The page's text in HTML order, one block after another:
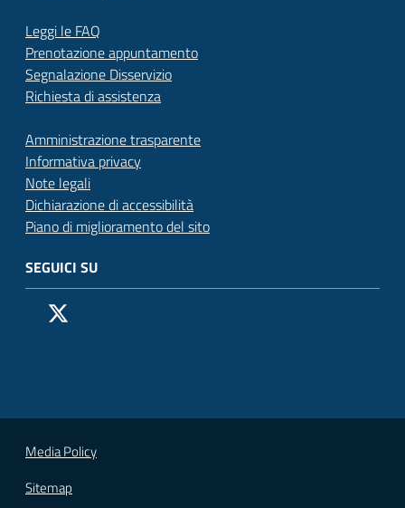
Leggi le FAQ
Prenotazione appuntamento
Segnalazione Disservizio
Richiesta di assistenza
Amministrazione trasparente
Informativa privacy
Note legali
Dichiarazione di accessibilità
Piano di miglioramento del sito
SEGUICI SU
Pagina Facebook del Comune di San Donato Milanese
Vai alla pagina
Media Policy
Sitemap